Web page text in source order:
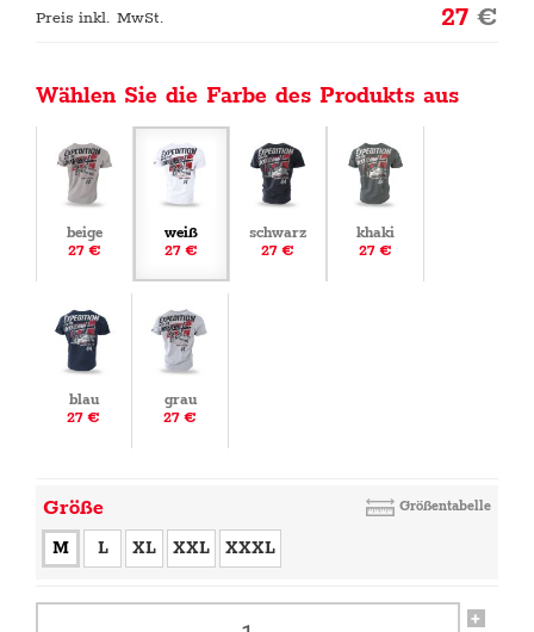
Preis inkl. MwSt. 27€
Wählen Sie die Farbe des Produkts aus
beige
27 €
weiß
27 €
schwarz
27 €
khaki
27 €
blau
27 €
grau
27 €
Größe Größentabelle
M L XL XXL XXXL
+